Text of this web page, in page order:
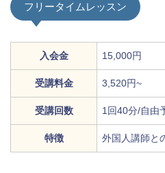
フリータイムレッスン
入会金 15,000円
受講料金 3,520円~
受講回数 1回40分/自由
特徴 外国人講師と